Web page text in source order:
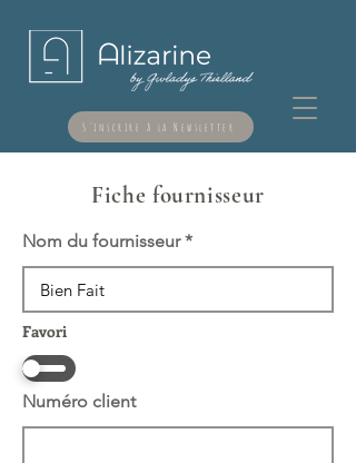
S'inscrire à la Newsletter
Fiche fournisseur
Nom du fournisseur
Favori
Numéro client